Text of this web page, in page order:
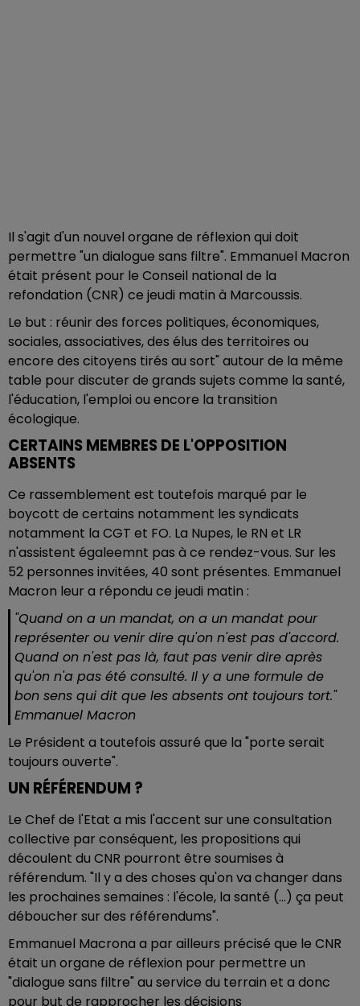
Il s'agit d'un nouvel organe de réflexion qui doit
permettre "un dialogue sans filtre". Emmanuel Macron
était présent pour le Conseil national de la
refondation (CNR) ce jeudi matin à Marcoussis.
Le but : réunir des forces politiques, économiques,
sociales, associatives, des élus des territoires ou
encore des citoyens tirés au sort" autour de la même
table pour discuter de grands sujets comme la santé,
l'éducation, l'emploi ou encore la transition
écologique.
CERTAINS MEMBRES DE L'OPPOSITION
ABSENTS
Ce rassemblement est toutefois marqué par le
boycott de certains notamment les syndicats
notamment la CGT et FO. La Nupes, le RN et LR
n'assistent égaleemnt pas à ce rendez-vous. Sur les
52 personnes invitées, 40 sont présentes. Emmanuel
Macron leur a répondu ce jeudi matin :
"Quand on a un mandat, on a un mandat pour
représenter ou venir dire qu'on n'est pas d'accord.
Quand on n'est pas là, faut pas venir dire après
qu'on n'a pas été consulté. Il y a une formule de
bon sens qui dit que les absents ont toujours tort."
Emmanuel Macron
Le Président a toutefois assuré que la "porte serait
toujours ouverte".
UN RÉFÉRENDUM ?
Le Chef de l'Etat a mis l'accent sur une consultation
collective par conséquent, les propositions qui
découlent du CNR pourront être soumises à
référendum. "Il y a des choses qu'on va changer dans
les prochaines semaines : l'école, la santé (...) ça peut
déboucher sur des référendums".
Emmanuel Macrona a par ailleurs précisé que le CNR
était un organe de réflexion pour permettre un
"dialogue sans filtre" au service du terrain et a donc
pour but de rapprocher les décisions